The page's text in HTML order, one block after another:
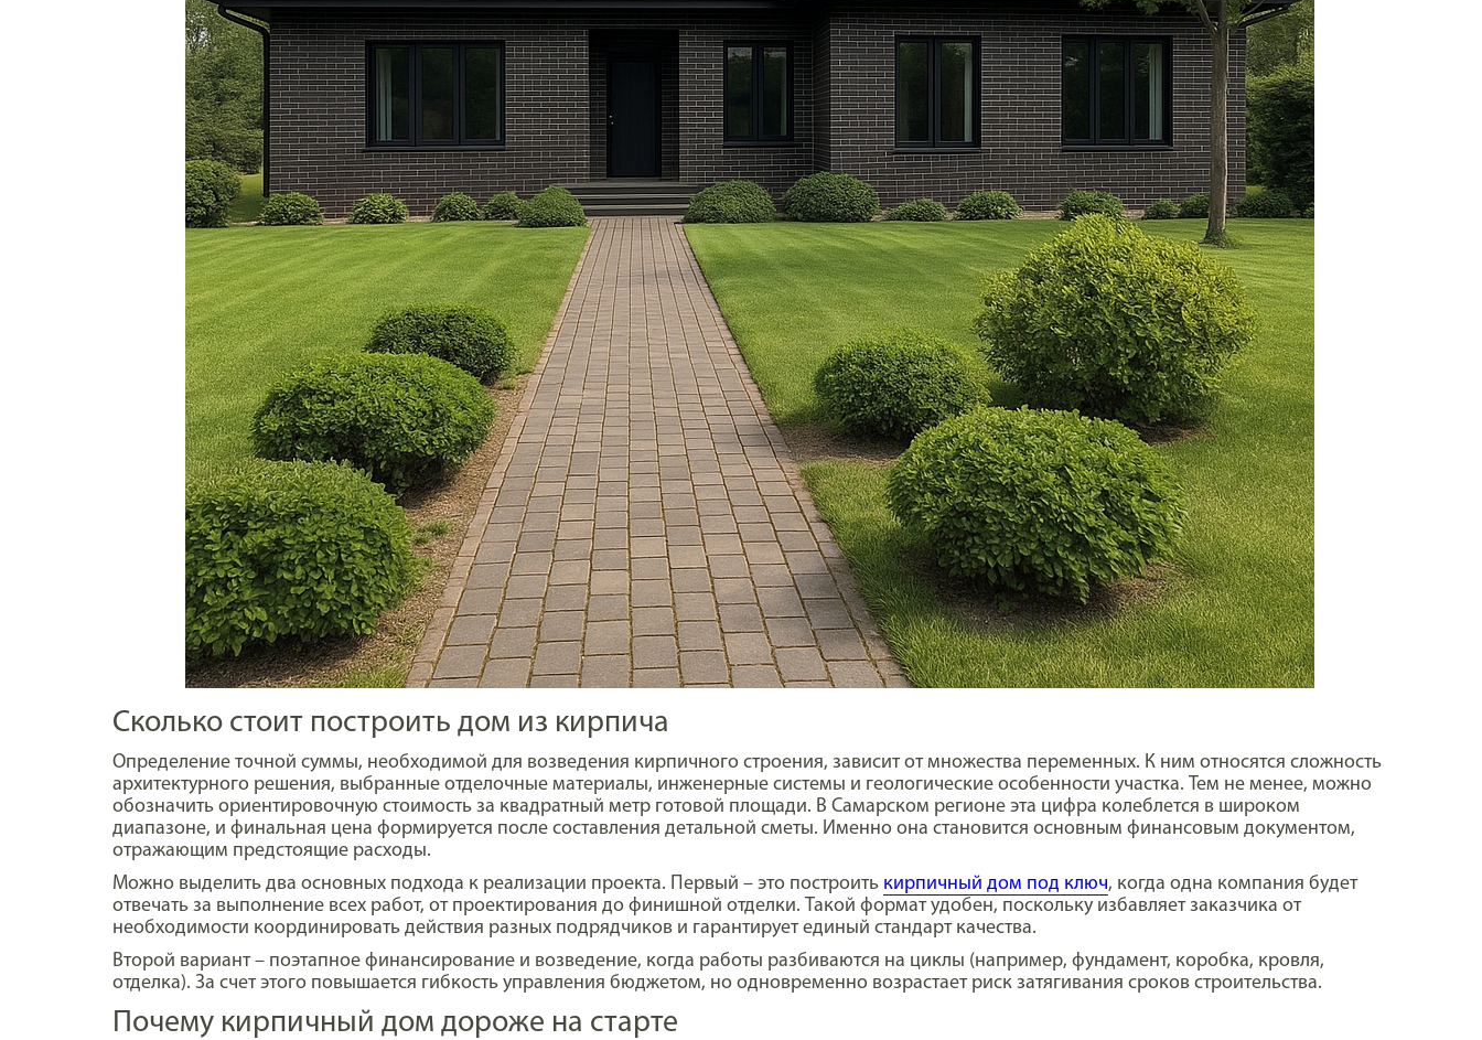
Сколько стоит построить дом из кирпича
Определение точной суммы, необходимой для возведения кирпичного строения, зависит от множества переменных. К ним относятся сложность
архитектурного решения, выбранные отделочные материалы, инженерные системы и геологические особенности участка. Тем не менее, можно
обозначить ориентировочную стоимость за квадратный метр готовой площади. В Самарском регионе эта цифра колеблется в широком
диапазоне, и финальная цена формируется после составления детальной сметы. Именно она становится основным финансовым документом,
отражающим предстоящие расходы.
Можно выделить два основных подхода к реализации проекта. Первый – это построить кирпичный дом под ключ, когда одна компания будет
отвечать за выполнение всех работ, от проектирования до финишной отделки. Такой формат удобен, поскольку избавляет заказчика от
необходимости координировать действия разных подрядчиков и гарантирует единый стандарт качества.
Второй вариант – поэтапное финансирование и возведение, когда работы разбиваются на циклы (например, фундамент, коробка, кровля,
отделка). За счет этого повышается гибкость управления бюджетом, но одновременно возрастает риск затягивания сроков строительства.
Почему кирпичный дом дороже на старте